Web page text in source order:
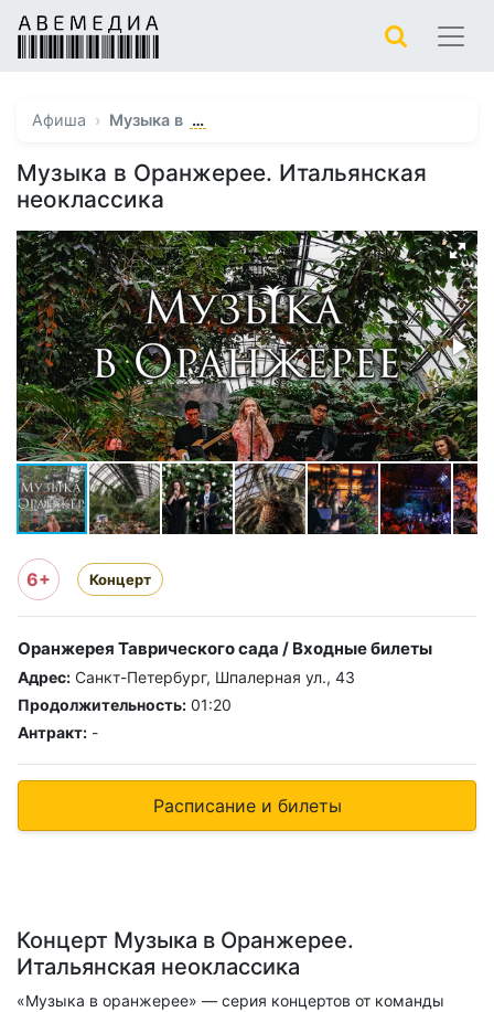
Афиша Музыка в …
Музыка в Оранжерее. Итальянская
неоклассика
6+ Концерт
Оранжерея Таврического сада / Входные билеты
Адрес: Санкт-Петербург, Шпалерная ул., 43
Продолжительность: 01:20
Антракт: -
Расписание и билеты
Концерт Музыка в Оранжерее.
Итальянская неоклассика
«Музыка в оранжерее» — серия концертов от команды